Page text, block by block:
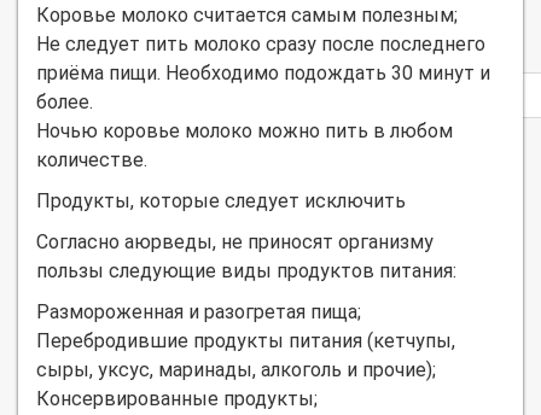
Коровье молоко считается самым полезным;
Не следует пить молоко сразу после последнего
приёма пищи. Необходимо подождать 30 минут и
более.
Ночью коровье молоко можно пить в любом
количестве.
Продукты, которые следует исключить
Согласно аюрведы, не приносят организму
пользы следующие виды продуктов питания:
Размороженная и разогретая пища;
Перебродившие продукты питания (кетчупы,
сыры, уксус, маринады, алкоголь и прочие);
Консервированные продукты;